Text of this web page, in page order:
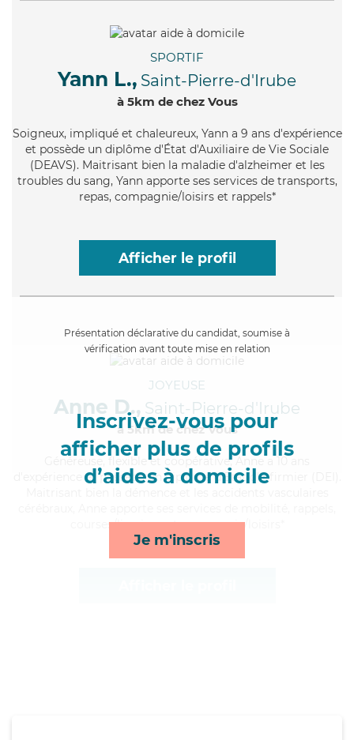
SPORTIF
Yann L., Saint-Pierre-d'Irube
à 5km de chez Vous
Soigneux, impliqué et chaleureux, Yann a 9 ans d'expérience
et possède un diplôme d'État d'Auxiliaire de Vie Sociale
(DEAVS). Maitrisant bien la maladie d'alzheimer et les
troubles du sang, Yann apporte ses services de transports,
repas, compagnie/loisirs et rappels*
Afficher le profil
Présentation déclarative du candidat, soumise à
vérification avant toute mise en relation
Inscrivez-vous pour
afficher plus de profils
d’aides à domicile
Je m'inscris
JOYEUSE
Anne D., Saint-Pierre-d'Irube
à 5km de chez Vous
, flexible et coopérative, Anne a 10 ans
d'expérience et possède un diplôme d'Etat d'infirmier (DEI).
courses/livraison et compagnie/loisirs*